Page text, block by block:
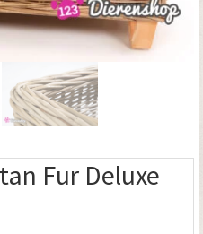
Fur Deluxe